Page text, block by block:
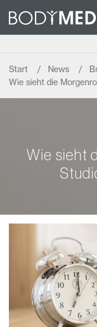
Start News
Wie sieht die
Wie sieht